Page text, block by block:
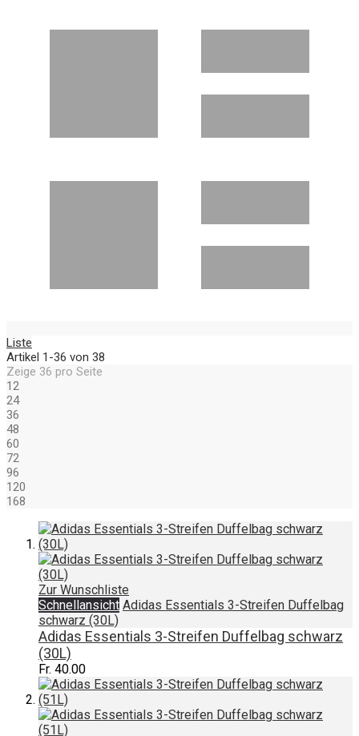
Liste
Artikel 1 -36 von 38
Zeige 36 pro Seite
12
24
36
48
60
72
96
120
168
Zur Wunschliste
Schnellansicht Adidas Essentials 3-Streifen Duffelbag
schwarz (30L)
Adidas Essentials 3-Streifen Duffelbag schwarz
(30L)
Fr. 40.00